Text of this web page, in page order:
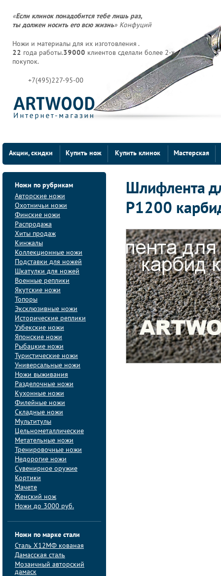
«Если клинок понадобится тебе лишь раз,
ты должен носить его всю жизнь» Конфуций
Ножи и материалы для их изготовления .
22 года работы.39000 клиентов сделали более 2-х
покупок.
+7(495)227-95-00
Акции, скидки Купить нож Купить клинок Мастерская
Ножи по рубрикам
Авторские ножи
Охотничьи ножи
Финские ножи
Распродажа
Хиты продаж
Кинжалы
Коллекционные ножи
Подставки для ножей
Шкатулки для ножей
Военные реплики
Якутские ножи
Топоры
Эксклюзивные ножи
Исторические реплики
Узбекские ножи
Японские ножи
Рыбацкие ножи
Туристические ножи
Универсальные ножи
Ножи выживания
Разделочные ножи
Кухонные ножи
Филейные ножи
Складные ножи
Мультитулы
Цельнометаллические
Метательные ножи
Тренировочные ножи
Недорогие ножи
Сувенирное оружие
Кортики
Мачете
Женский нож
Ножи до 3000 руб.
Ножи по марке стали
Сталь Х12МФ кованая
Дамасская сталь
Мозаичный авторский
дамаск
Шлифлента
P1200